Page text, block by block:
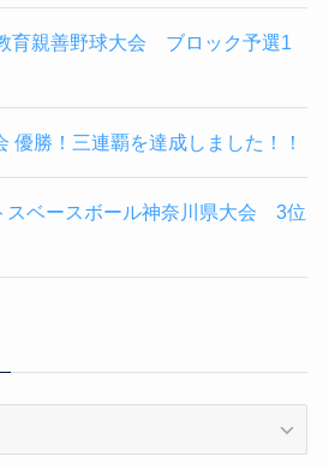
育親善野球大会 ブロック予選1
優勝！三連覇を達成しました！！
スベースボール神奈川県大会 3位